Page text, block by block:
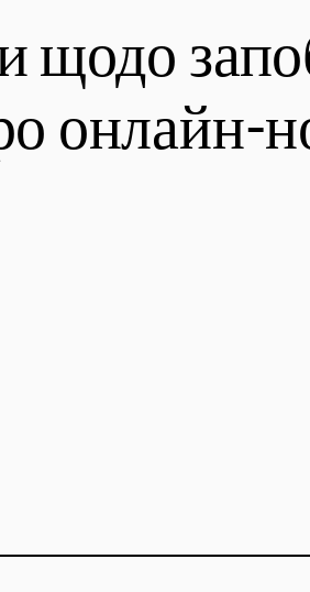
щодо
онлайн-